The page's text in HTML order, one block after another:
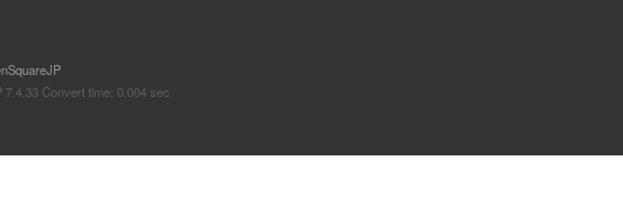
Convert time: 0.004 sec.